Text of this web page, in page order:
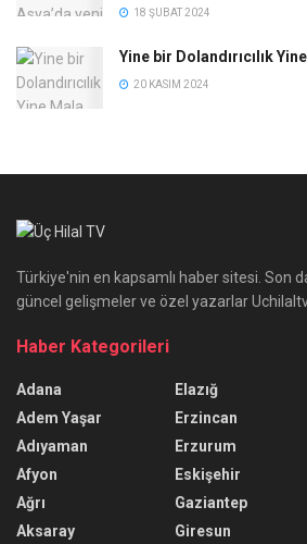
18 ŞUBAT 2024
Yine bir Dolandırıcılık
20 KASIM 2024
Türkiye'nin en kapsamlı haber sitesi. Son
güncel gelişmeler ve özel yazarlar
Haber Kategorileri
Adana
Adem Yaşar
Adıyaman
Afyon
Ağrı
Aksaray
Elazığ
Erzincan
Erzurum
Eskişehir
Gaziantep
Giresun